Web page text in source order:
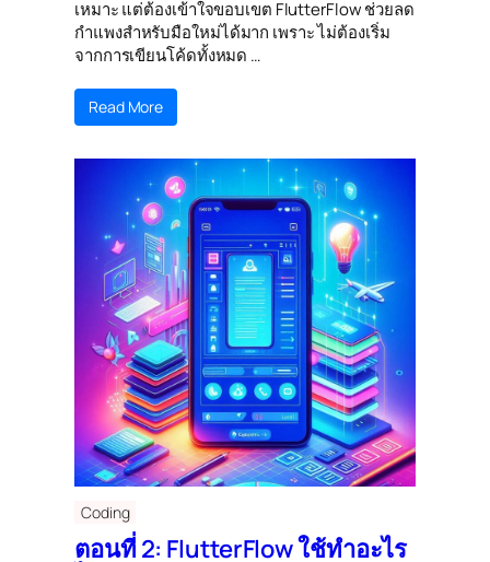
เหมาะ แต่ต้องเข้าใจขอบเขต FlutterFlow ช่วยลด
กำแพงสำหรับมือใหม่ได้มาก เพราะ ไม่ต้องเริ่ม
จากการเขียนโค้ดทั้งหมด …
Read More
Coding
ตอนที่ 2: FlutterFlow ใช้ทำอะไร